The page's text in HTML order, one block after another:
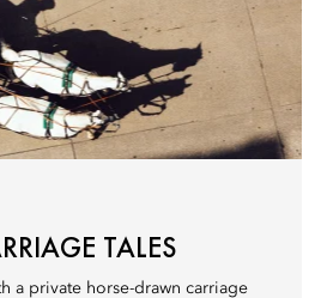
TALES
a private horse-drawn carriage